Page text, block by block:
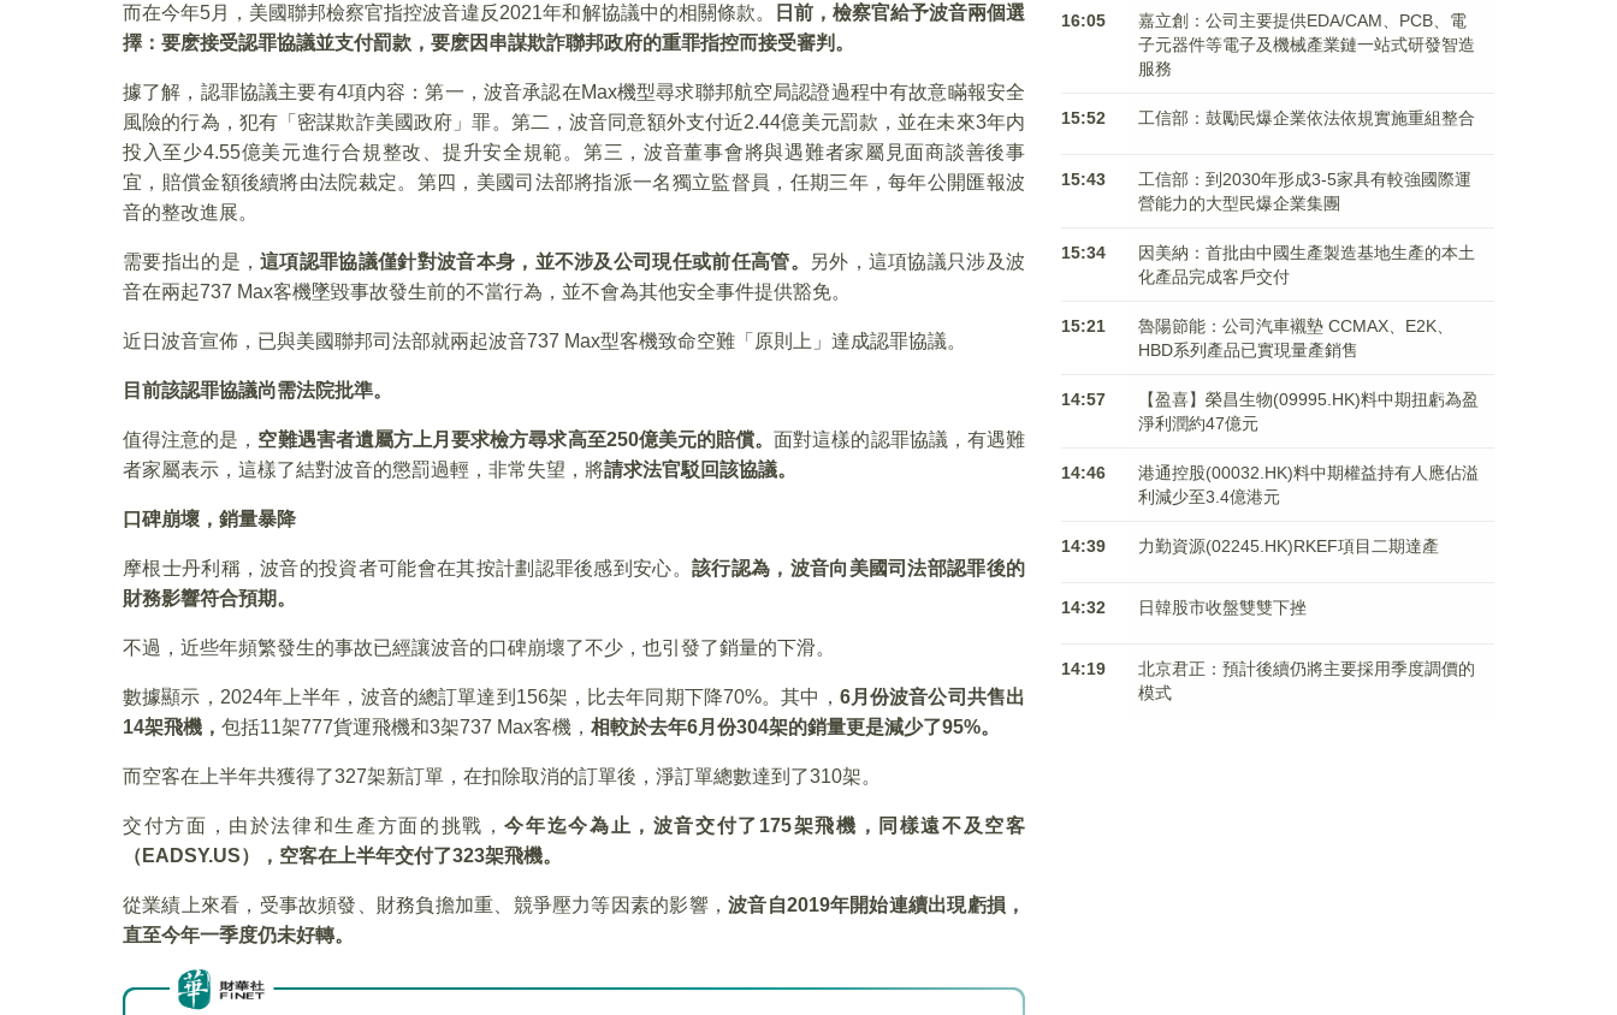
而在今年5月，美國聯邦檢察官指控波音違反2021年和解協議中的相關條款。
日前，檢察官給予波音兩個選
擇：要麽接受認罪協議並支付罰款，要麽因串謀欺詐聯邦政府的重罪指控而接受審判。
據了解，認罪協議主要有4項内容：第一，波音承認在Max機型尋求聯邦航空局認證過程中有故意瞞報安全
風險的行為，犯有「密謀欺詐美國政府」罪。第二，波音同意額外支付近2.44億美元罰款，並在未來3年内
投入至少4.55億美元進行合規整改、提升安全規範。第三，波音董事會將與遇難者家屬見面商談善後事
宜，賠償金額後續將由法院裁定。第四，美國司法部將指派一名獨立監督員，任期三年，每年公開匯報波
音的整改進展。
需要指出的是，這項認罪協議僅針對波音本身，並不涉及公司現任或前任高管。
另外，這項協議只涉及波
音在兩起737 Max客機墜毀事故發生前的不當行為，並不會為其他安全事件提供豁免。
近日波音宣佈，已與美國聯邦司法部就兩起波音737 Max型客機致命空難「原則上」達成認罪協議。
目前該認罪協議尚需法院批準。
值得注意的是， 空難遇害者遺屬方上月要求檢方尋求高至250億美元的賠償。面對這樣的認罪協議，有遇難
者家屬表示，這樣了結對波音的懲罰過輕，非常失望，將請求法官駁回該協議。
口碑崩壞，銷量暴降
摩根士丹利稱，波音的投資者可能會在其按計劃認罪後感到安心。該行認為，波音向美國司法部認罪後的
財務影響符合預期。
不過，近些年頻繁發生的事故已經讓波音的口碑崩壞了不少，也引發了銷量的下滑。
數據顯示，2024年上半年，波音的總訂單達到156架，比去年同期下降70%。其中， 6月份波音公司共售出
14架飛機， 包括11架777貨運飛機和3架737 Max客機， 相較於去年6月份304架的銷量更是減少了95%。
而空客在上半年共獲得了327架新訂單，在扣除取消的訂單後，淨訂單總數達到了310架。
交付方面，由於法律和生產方面的挑戰，今年迄今為止，波音交付了 175架飛機，同樣遠不及空客
（EADSY.US），空客在上半年交付了323架飛機。
從業績上來看，受事故頻發、財務負擔加重、競爭壓力等因素的影響，波音自2019年開始連續出現虧損，
直至今年一季度仍未好轉。
16:05
嘉立創：公司主要提供EDA/CAM、PCB、電
子元器件等電子及機械產業鏈一站式研發智造
服務
15:52 工信部：鼓勵民爆企業依法依規實施重組整合
15:43
工信部：到2030年形成3-5家具有較強國際運
營能力的大型民爆企業集團
15:34
因美納：首批由中國生產製造基地生產的本土
化產品完成客戶交付
15:21
魯陽節能：公司汽車襯墊 CCMAX、E2K、
HBD系列產品已實現量產銷售
14:57
【盈喜】榮昌生物(09995.HK)料中期扭虧為盈
淨利潤約47億元
14:46
港通控股(00032.HK)料中期權益持有人應佔溢
利減少至3.4億港元
14:39 力勤資源(02245.HK)RKEF項目二期達產
14:32 日韓股市收盤雙雙下挫
14:19
北京君正：預計後續仍將主要採用季度調價的
模式